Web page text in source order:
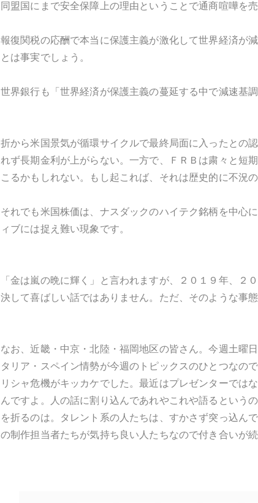
同盟国にまで安全保障上の理由ということで通商喧嘩を
報復関税の応酬で本当に保護主義が激化して世界経済が
とは事実でしょう。
世界銀行も「世界経済が保護主義の蔓延する中で減速基
折から米国景気が循環サイクルで最終局面に入ったとの
れず長期金利が上がらない。一方で、ＦＲＢは粛々と短
こるかもしれない。もし起これば、それは歴史的に不況
それでも米国株価は、ナスダックのハイテク銘柄を中心
ィブには捉え難い現象です。
「金は嵐の晩に輝く」と言われますが、２０１９年、
決して喜ばしい話ではありません。ただ、そのような事
なお、近畿・中京・北陸・福岡地区の皆さん。今週土曜
タリア・スペイン情勢が今週のトピックスのひとつなの
リシャ危機がキッカケでした。最近はプレゼンターでは
んですよ。人の話に割り込んであれやこれや語るという
を折るのは。タレント系の人たちは、すかさず突っ込ん
の制作担当者たちが気持ち良い人たちなので付き合いが